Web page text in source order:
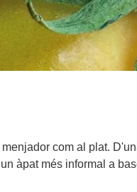
com al plat.
àpat més informal a